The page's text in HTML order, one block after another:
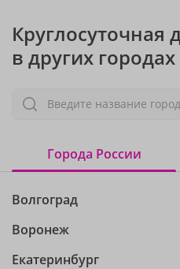
Круглосуточная
в других городах
Введите название
Города России
Волгоград
Воронеж
Екатеринбург